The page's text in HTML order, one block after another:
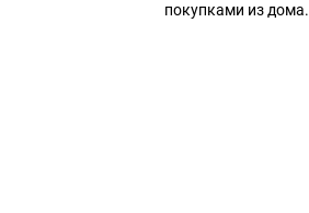
покупками из дома.